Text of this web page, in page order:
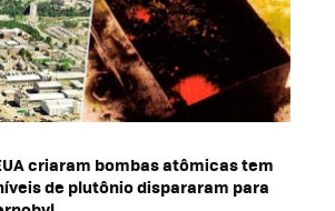
criaram bombas atômicas tem
de plutônio dispararam para